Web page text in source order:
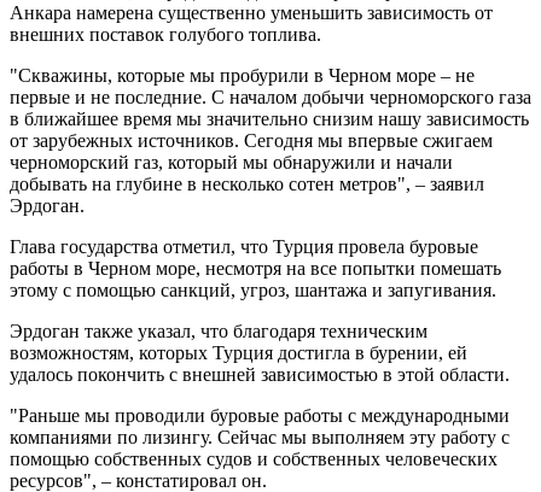
Анкара намерена существенно уменьшить зависимость от
внешних поставок голубого топлива.
"Скважины, которые мы пробурили в Черном море – не
первые и не последние. С началом добычи черноморского газа
в ближайшее время мы значительно снизим нашу зависимость
от зарубежных источников. Сегодня мы впервые сжигаем
черноморский газ, который мы обнаружили и начали
добывать на глубине в несколько сотен метров", – заявил
Эрдоган.
Глава государства отметил, что Турция провела буровые
работы в Черном море, несмотря на все попытки помешать
этому с помощью санкций, угроз, шантажа и запугивания.
Эрдоган также указал, что благодаря техническим
возможностям, которых Турция достигла в бурении, ей
удалось покончить с внешней зависимостью в этой области.
"Раньше мы проводили буровые работы с международными
компаниями по лизингу. Сейчас мы выполняем эту работу с
помощью собственных судов и собственных человеческих
ресурсов", – констатировал он.